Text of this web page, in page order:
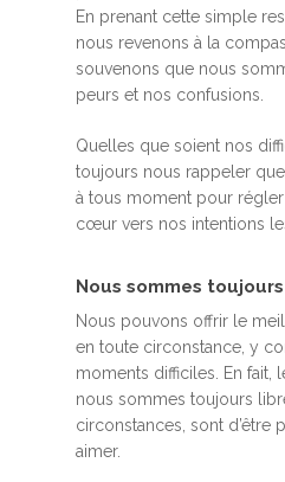
En prenant cette simple
nous revenons à la
souvenons que nous
peurs et nos confusions.
Quelles que soient nos
toujours nous rappeler
à tous moment pour
cœur vers nos intentions
Nous sommes
Nous pouvons offrir le
en toute circonstance, y
moments difficiles. En fait,
nous sommes toujours
circonstances, sont d’être
aimer.